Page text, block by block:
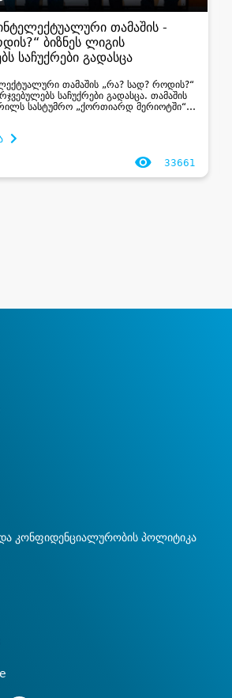
თამაშის -
ბიზნეს ლიგის
საჩუქრები გადასცა
თამაშის „რა? სად? როდის?“
საჩუქრები გადასცა. თამაშის
სასტუმრო „ქორთიარდ მერიოტში“
33661
და კონფიდენციალურობის პოლიტიკა